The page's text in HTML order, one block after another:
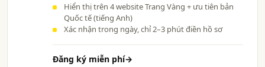
Hiển thị trên 4 website Trang Vàng + ưu tiên bản
Quốc tế (tiếng Anh)
Xác nhận trong ngày, chỉ 2–3 phút điền hồ sơ
Đăng ký miễn phí→